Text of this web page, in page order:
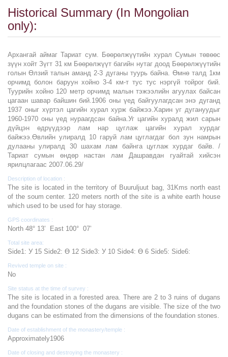
Historical Summary (In Mongolian
only):
Архангай аймаг Тариат сум. Бөөрөлжүүтийн хурал Сумын төвөөс
зүүн хойт Зүгт 31 км Бөөрөлжүүт багийн нутаг доод Бөөрөлжүүтийн
голын Өлзий талын аманд 2-3 дуганы туурь байна. Өмнө талд 1км
орчимд болон баруун хойно 3-4 км-т тус тус нэргүй тойрог бий.
Туурийн хойно 120 метр орчимд малын тэжээлийн агуулах байсан
цагаан шавар байшин бий.1906 оны үед байгуулагдсан энэ дуганд
1937 оныг хүртэл цагийн хурал хурж байжээ.Харин уг дугануудыг
1960-1970 оны үед нураагдсан байна.Уг цагийн хуралд жил сарын
дүйцэн өдрүүдээр лам нар цуглаж цагийн хурал хурдаг
байжээ.Өвлийн улиралд 10 гаруй лам цуглагдаг бол зун намрын
дулааны улиралд 30 шахам лам байнга цуглаж хурдаг байв. /
Тариат сумын өндөр настан лам Дашравдан гуайтай хийсэн
ярилцлагаас 2007.06.29/
Description of location :
The site is located in the territory of Buuruljuut bag, 31Kms north east
of the soum center. 120 meters north of the site is a white earth house
which used to be used for hay storage.
GPS coordinates :
North 48° 13’ East 100° 07’
Total site area:
Side1: У 15 Side2: Ө 12 Side3: У 10 Side4: Ө 6 Side5: Side6:
Revived temple on site :
No
Site status at the time of survey :
The site is located in a forested area. There are 2 to 3 ruins of dugans
and the foundation stones of the dugans are visible. The size of the two
dugans can be estimated from the dimensions of the foundation stones.
Date of establishment of the monastery/temple :
Approximately1906
Date of closing and destroying the monastery :